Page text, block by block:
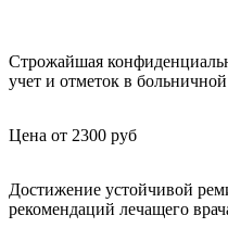
Строжайшая
учет и отметок в больничной
Цена от 2300 руб
Достижение устойчивой
рекомендаций лечащего